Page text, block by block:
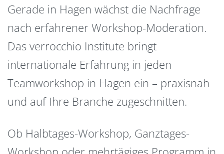
Gerade in Hagen wächst die Nachfrage
nach erfahrener Workshop-Moderation.
Das verrocchio Institute bringt
internationale Erfahrung in jeden
Teamworkshop in Hagen ein – praxisnah
und auf Ihre Branche zugeschnitten.
Ob Halbtages-Workshop, Ganztages-